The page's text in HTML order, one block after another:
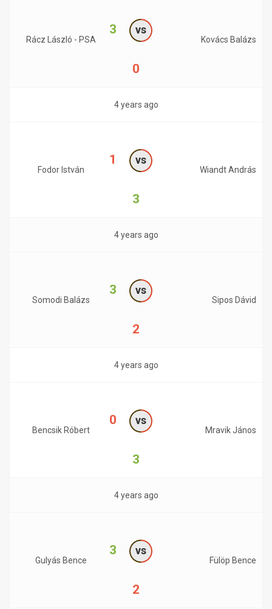
Rácz László - PSA
3 vs
0
Kovács Balázs
4 years ago
Fodor István
1 vs
3
Wiandt András
4 years ago
Somodi Balázs
3 vs
2
Sipos Dávid
4 years ago
Bencsik Róbert
0 vs
3
Mravik János
4 years ago
Gulyás Bence
3 vs
2
Fülöp Bence